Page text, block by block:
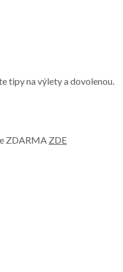
tipy na výlety a dovolenou.
ZDARMA ZDE